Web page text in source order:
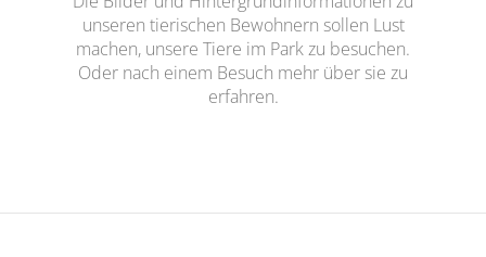
unseren tierischen Bewohnern sollen Lust
machen, unsere Tiere im Park zu besuchen.
Oder nach einem Besuch mehr über sie zu
erfahren.